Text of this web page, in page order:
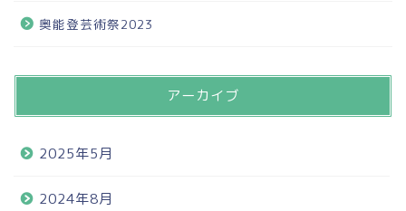
奥能登芸術祭2023
アーカイブ
2025年5月
2024年8月